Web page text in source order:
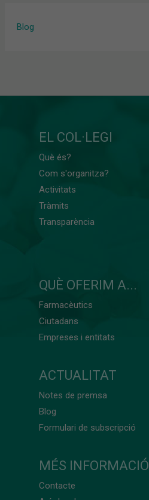
Blog
EL COL·LEGI
Què és?
Com s'organitza?
Activitats
Tràmits
Transparència
QUÈ OFERIM A...
Farmacèutics
Ciutadans
Empreses i entitats
ACTUALITAT
Notes de premsa
Blog
Formulari de subscripció
MÉS INFORMACIÓ
Contacte